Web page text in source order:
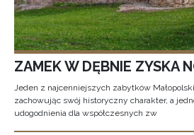
ZAMEK W DĘBNIE ZYSKA
Jeden z najcenniejszych zabytków
zachowując swój historyczny charakter, a
udogodnienia dla współczesnych zw